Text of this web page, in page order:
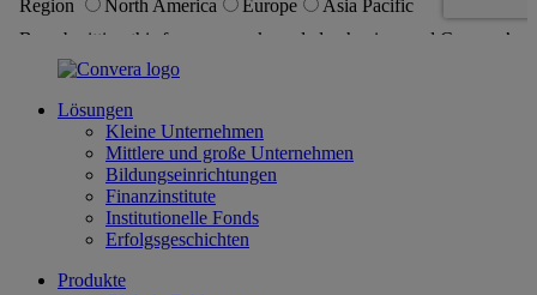
Lösungen
Kleine Unternehmen
Mittlere und große Unternehmen
Bildungseinrichtungen
Finanzinstitute
Institutionelle Fonds
Erfolgsgeschichten
Produkte